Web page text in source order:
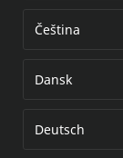
Čeština
Dansk
Deutsch